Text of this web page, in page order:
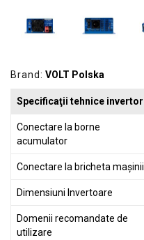
KITURI
Brand: VOLT Polska
Specificaţii tehnice invertor
Conectare la borne
acumulator
Conectare la bricheta mașinii
Dimensiuni Invertoare
Domenii recomandate de
utilizare